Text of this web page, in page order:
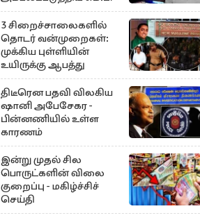
3 சிறைச்சாலைகளில்
தொடர் வன்முறைகள்:
முக்கிய புள்ளியின்
உயிருக்கு ஆபத்து
திடீரென பதவி விலகிய
ஷானி அபேசேகர -
பின்னணியில் உள்ள
காரணம்
இன்று முதல் சில
பொருட்களின் விலை
குறைப்பு - மகிழ்ச்சிச்
செய்தி